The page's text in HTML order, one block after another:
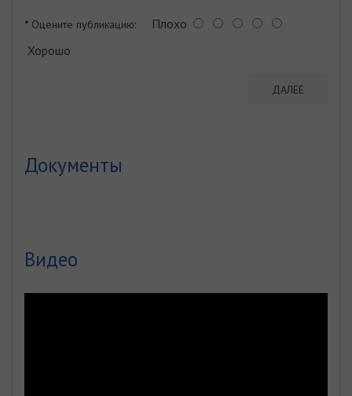
Оцените публикацию: Плохо
Хорошо
ДАЛЕЕ
Документы
Видео